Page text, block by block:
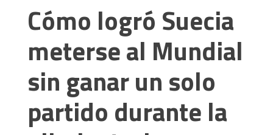
Cómo logró Suecia
meterse al Mundial
sin ganar un solo
partido durante la